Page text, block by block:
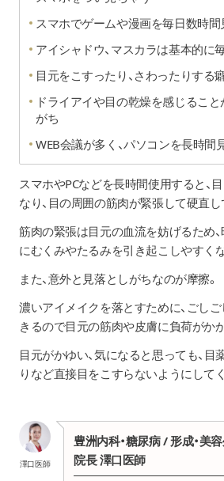
スマホでゲームや漫画を毎日数時間
アイシャドウ、マスカラは基本的に
目元をこすったり、さわったりする
ドライアイや目の乾燥を感じること
がち
WEB会議が多く、パソコンを長時間
スマホやPCなどを長時間使用すると、
なり、目の周囲の筋肉が緊張して硬直し
筋肉の緊張は目元の血流を妨げるため
にむくみやたるみを引き起こしやすく
また、意外と見落としがちなのが摩擦。
濃いアイメイクを落とすために、ごし
きるので目元の筋肉や皮膚に負荷がか
目元がかゆい、気になると思っても、目
りなど直接目をこすらないようにして
澤口医師
豊洲内科・糖尿病 / 形成・美
院長 澤口医師